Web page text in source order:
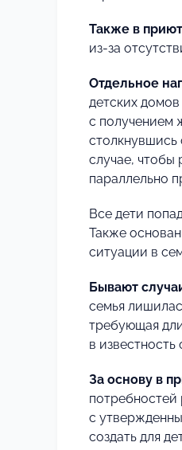
Также в
из-за
Отдельное
детских
с получением
столкнувшись
случае, чтобы
параллельно
Все дети
Также
ситуации в
Бывают
семья
требующая
в известность
За основу в
потребностей
с
создать для